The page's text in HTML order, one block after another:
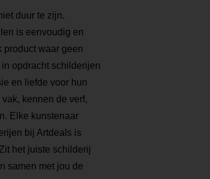
duur te zijn.
is eenvoudig en
product waar geen
opdracht schilderijen
en liefde voor hun
kennen de verf,
Elke kunstenaar
bij Artdeals is
het juiste schilderij
samen met jou de